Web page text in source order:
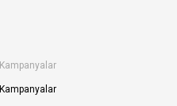
Kampanyalar
Kampanyalar